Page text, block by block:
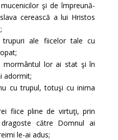
şi de împreună-
cerească a lui Hristos
trupuri ale fiicelor tale cu
mormântul lor ai stat şi în
adormit;
cu trupul, totuşi cu inima
fiice pline de virtuţi, prin
către Domnul ai
le-ai adus;